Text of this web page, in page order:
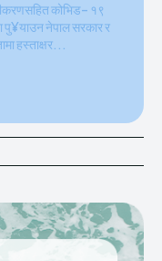
कोभिड– १९
पु¥याउन नेपाल सरकार र
हस्ताक्षर...